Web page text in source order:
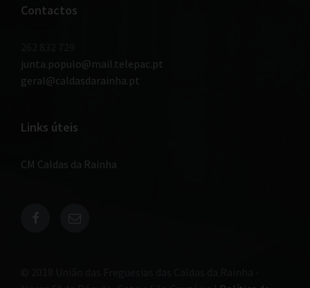
Contactos
junta.populo@mail.telepac.pt
geral@caldasdarainha.pt
Links úteis
CM Caldas da Rainha